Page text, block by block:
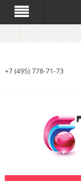
+7 (495) 778-71-73